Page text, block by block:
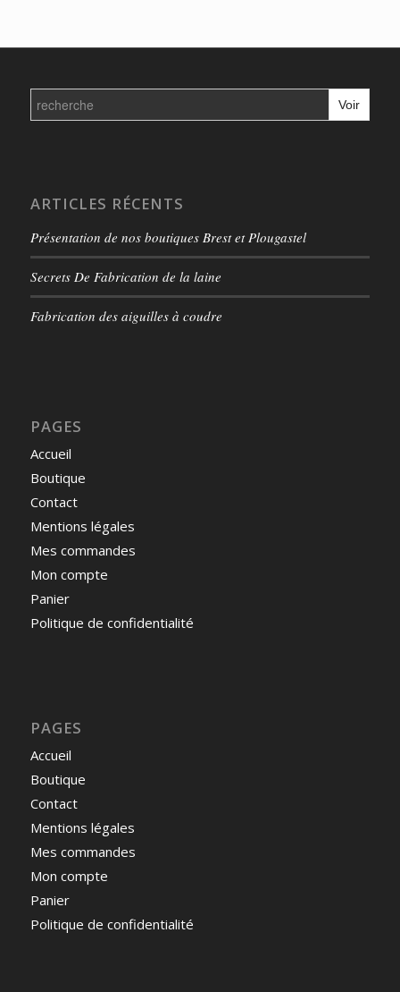
Search
for:
ARTICLES RÉCENTS
Présentation de nos boutiques Brest et Plougastel
Secrets De Fabrication de la laine
Fabrication des aiguilles à coudre
PAGES
Accueil
Boutique
Contact
Mentions légales
Mes commandes
Mon compte
Panier
Politique de confidentialité
PAGES
Accueil
Boutique
Contact
Mentions légales
Mes commandes
Mon compte
Panier
Politique de confidentialité